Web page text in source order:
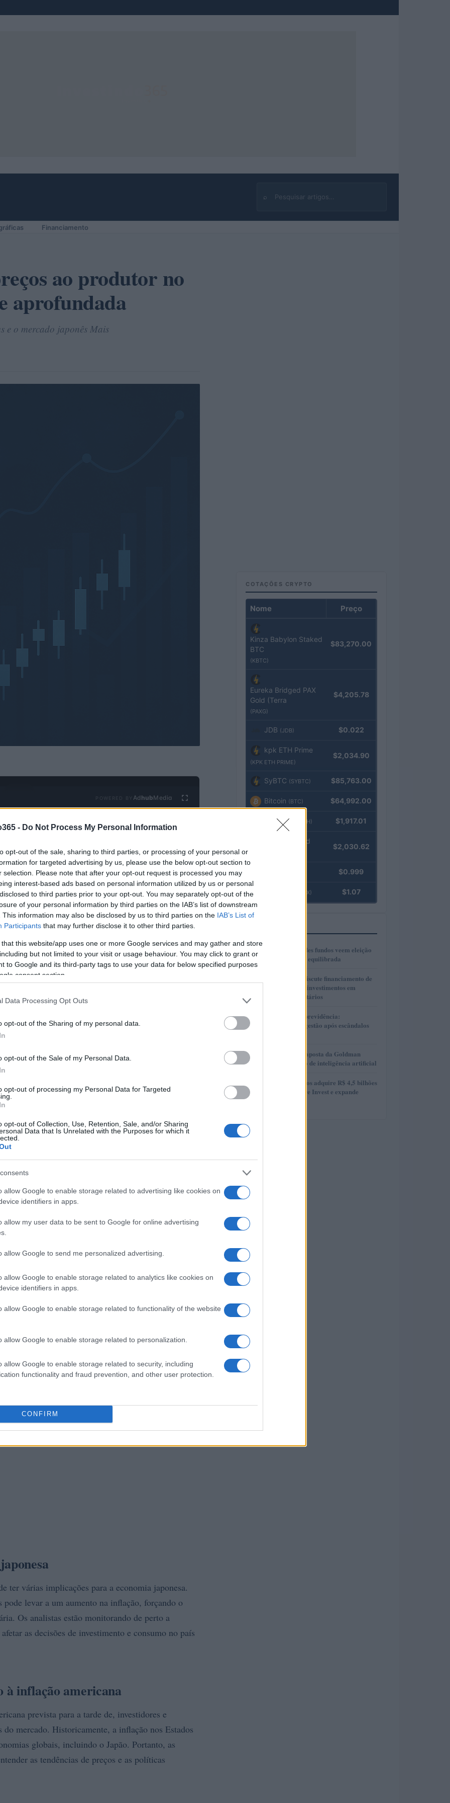
- Do Not Process My Personal Information
opt-out of the sale, sharing to third parties, or processing of your personal or
for targeted advertising by us, please use the below opt-out section to
selection. Please note that after your opt-out request is processed you may
interest-based ads based on personal information utilized by us or personal
to third parties prior to your opt-out. You may separately opt-out of the
of your personal information by third parties on the IAB’s list of downstream
This information may also be disclosed by us to third parties on the IAB’s List of
Participants that may further disclose it to other third parties.
that this website/app uses one or more Google services and may gather and store
but not limited to your visit or usage behaviour. You may click to grant or
to Google and its third-party tags to use your data for below specified purposes
consent section.
Data Processing Opt Outs
opt-out of the Sharing of my personal data.
opt-out of the Sale of my Personal Data.
opt-out of processing my Personal Data for Targeted
opt-out of Collection, Use, Retention, Sale, and/or Sharing
Data that Is Unrelated with the Purposes for which it
allow Google to enable storage related to advertising like cookies on
identifiers in apps.
allow my user data to be sent to Google for online advertising
allow Google to send me personalized advertising.
allow Google to enable storage related to analytics like cookies on
identifiers in apps.
allow Google to enable storage related to functionality of the website
allow Google to enable storage related to personalization.
allow Google to enable storage related to security, including
functionality and fraud prevention, and other user protection.
CONFIRM
⌕
Buscar
Financiamento
ao produtor no
aprofundada
e o mercado japonês Mais
Ad hubMedia
preços ao produtor
significativo nos preços ao produtor,
em uma base anual, número que surpreendeu
de 2,9%.
anterior foi revisado para3,1%,
os preços
é influenciado por vários fatores, incluindo o
inflacionárias globais. Nos últimos meses,
ascendente, contribuindo para o aumento dos
disso, a recuperação econômica pós-pandemia
ainda mais os preços
ter várias implicações para a economia japonesa.
levar a um aumento na inflação, forçando o
Os analistas estão monitorando de perto a
as decisões de investimento e consumo no país
à inflação americana
prevista para a tarde de, investidores e
do mercado. Historicamente, a inflação nos Estados
globais, incluindo o Japão. Portanto, as
as tendências de preços e as políticas
COTAÇÕES CRYPTO
Nome Preço
Kinza Babylon Staked
BTC
(KBTC)
$83,270.00
Eureka Bridged PAX
Gold (Terra
(PAXG)
$4,205.78
JDB (JDB) $0.022
kpk ETH Prime
(KPK ETH PRIME)
$2,034.90
SyBTC (SYBTC) $85,763.00
Bitcoin (BTC) $64,992.00
Ethereum (ETH) $1,917.01
kpk ETH Yield
$2,030.62
$0.999
(USDEX) $1.07
1
Gestores de grandes fundos veem eleição
presidencial mais equilibrada
2
Presidente Lula discute financiamento de
planos de saúde e investimentos em
hospitais universitários
3
Reformas no Rioprevidência:
Transparência e gestão após escândalos
4
AlphaAI: A nova aposta da Goldman
Sachs no mercado de inteligência artificial
5
MAG Investimentos adquire R$ 4,5 bilhões
em FIDCs da More Invest e expande